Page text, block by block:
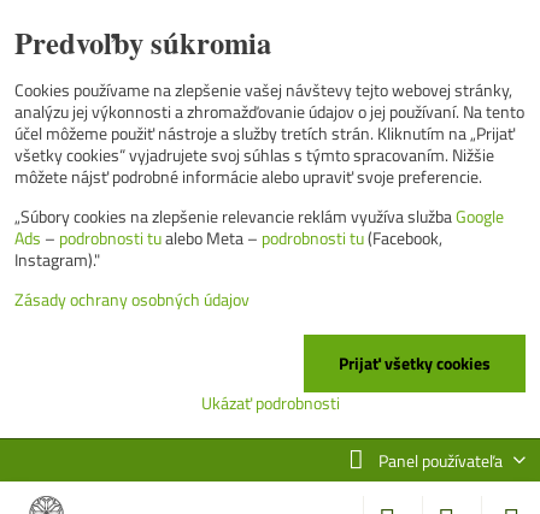
Panel používateľa
Predvoľby súkromia
Cookies používame na zlepšenie vašej návštevy tejto webovej stránky,
analýzu jej výkonnosti a zhromažďovanie údajov o jej používaní. Na tento
účel môžeme použiť nástroje a služby tretích strán. Kliknutím na „Prijať
všetky cookies“ vyjadrujete svoj súhlas s týmto spracovaním. Nižšie
môžete nájsť podrobné informácie alebo upraviť svoje preferencie.
„Súbory cookies na zlepšenie relevancie reklám využíva službaGoogle
Ads – podrobnosti tualebo Meta – podrobnosti tu(Facebook,
Instagram)."
Zásady ochrany osobných údajov
Ukázať podrobnosti
Prijať všetky cookies